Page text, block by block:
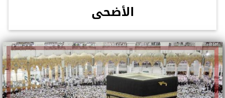
الأضحى